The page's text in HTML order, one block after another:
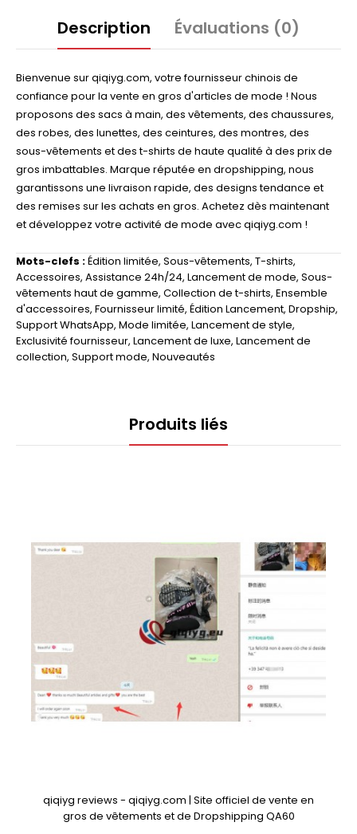
Description Évaluations (0)
Bienvenue sur qiqiyg.com, votre fournisseur chinois de
confiance pour la vente en gros d'articles de mode ! Nous
proposons des sacs à main, des vêtements, des chaussures,
des robes, des lunettes, des ceintures, des montres, des
sous-vêtements et des t-shirts de haute qualité à des prix de
gros imbattables. Marque réputée en dropshipping, nous
garantissons une livraison rapide, des designs tendance et
des remises sur les achats en gros. Achetez dès maintenant
et développez votre activité de mode avec qiqiyg.com !
Mots-clefs :Édition limitée, Sous-vêtements, T-shirts,
Accessoires, Assistance 24h/24, Lancement de mode, Sous-
vêtements haut de gamme, Collection de t-shirts, Ensemble
d'accessoires, Fournisseur limité, Édition Lancement, Dropship,
Support WhatsApp, Mode limitée, Lancement de style,
Exclusivité fournisseur, Lancement de luxe, Lancement de
collection, Support mode, Nouveautés
Produits liés
qiqiyg reviews - qiqiyg.com | Site officiel de vente en
gros de vêtements et de Dropshipping QA60